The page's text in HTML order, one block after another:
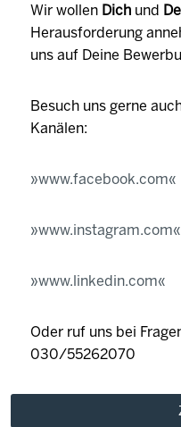
Wir wollen Dich und
Herausforderung
uns auf Deine
Besuch uns gerne
Kanälen:
www.facebook.com
www.instagram.com
www.linkedin.com
Oder ruf uns bei
030/55262070